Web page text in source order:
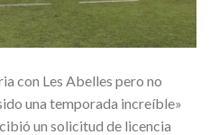
con Les Abelles pero no
una temporada increíble»
un solicitud de licencia